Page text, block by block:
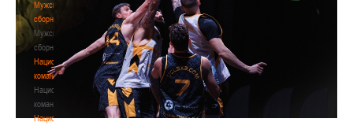
Мужские
сборные
Мужские
сборные
Национальная
команда
Национальная
команда
Национальная